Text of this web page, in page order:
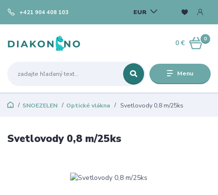
Menu
EUR
+421 904 408 103
0
0 €
SNOEZELEN Optické vlákna Svetlovody 0,8 m/25ks
Svetlovody 0,8 m/25ks